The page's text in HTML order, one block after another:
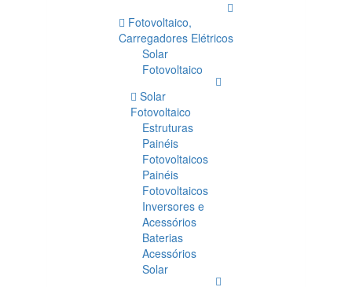
Fotovoltaico,
Carregadores Elétricos
Solar
Fotovoltaico
Solar
Fotovoltaico
Estruturas
Painéis
Fotovoltaicos
Painéis
Fotovoltaicos
Inversores e
Acessórios
Baterias
Acessórios
Solar